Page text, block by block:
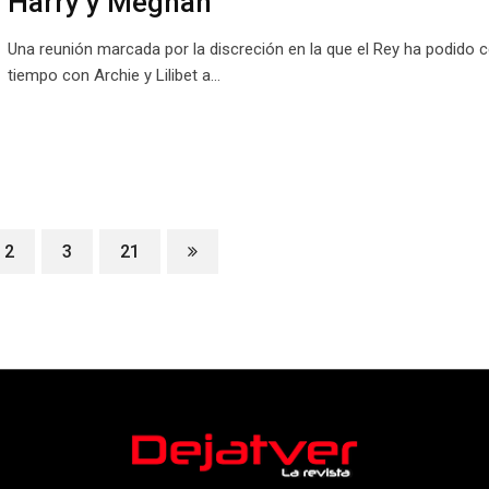
Una reunión marcada por la discreción en la que el Rey ha podido
tiempo con Archie y Lilibet a…
2 3 21